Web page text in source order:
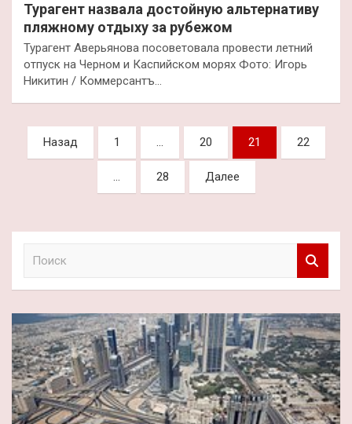
Турагент назвала достойную альтернативу
пляжному отдыху за рубежом
Турагент Аверьянова посоветовала провести летний
отпуск на Черном и Каспийском морях Фото: Игорь
Никитин / Коммерсантъ…
Пагинация
записей
Назад 1 … 20 21 22
… 28 Далее
к